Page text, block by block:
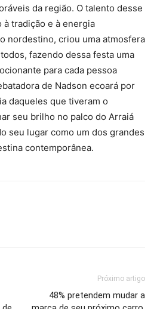
da região. O talento desse
à tradição e à energia
nordestino, criou uma atmosfera
fazendo dessa festa uma
para cada pessoa
de Nadson ecoará por
daqueles que tiveram o
seu brilho no palco do Arraiá
seu lugar como um dos grandes
contemporânea.
Próximo artigo
48% pretendem mudar a